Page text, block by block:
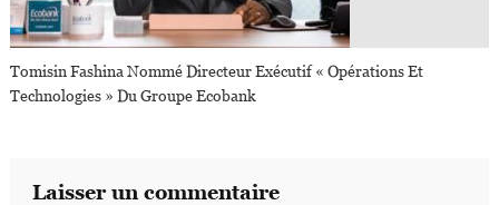
Tomisin Fashina Nommé Directeur Exécutif « Opérations Et
Technologies » Du Groupe Ecobank
Laisser un commentaire